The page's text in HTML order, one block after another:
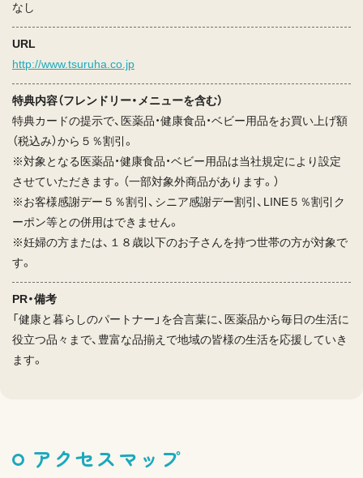
なし
URL
http://www.tsuruha.co.jp
特典内容（フレンドリー・メニューを含む）
特典カードの提示で、医薬品・健康食品・ベビー用品をお買い上げ額
（税込み）から５％割引。
※対象となる医薬品・健康食品・ベビー用品は当社規定により設定
させていただきます。（一部対象外商品があります。）
※お客様感謝デー５％割引、シニア感謝デー割引、LINE５％割引ク
ーポン等との併用はできません。
※妊婦の方または、１８歳以下のお子さんを持つ世帯の方が対象で
す。
PR・備考
「健康と暮らしのパートナー」を合言葉に、医薬品から毎日の生活に
役立つ品々まで、豊富な品揃えで地域の皆様の生活を応援していき
ます。
アクセスマップ